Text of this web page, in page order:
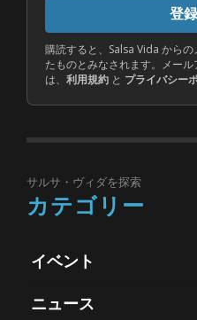
ア
ド
レ
登
購読すると、Salsa Vida から
たものとみなされます。メー
は、 利用規約 と プライバシー
サルサ・ヴィダを探索
カテゴリー
イベント
ニュース